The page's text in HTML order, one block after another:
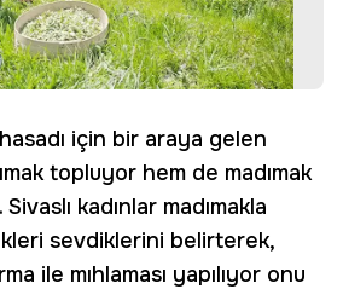
için bir araya gelen
topluyor hem de madımak
kadınlar madımakla
sevdiklerini belirterek,
ile mıhlaması yapılıyor onu